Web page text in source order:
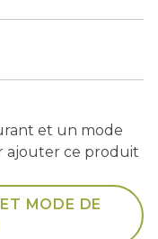
0 add
et un mode
ajouter ce produit
MODE DE